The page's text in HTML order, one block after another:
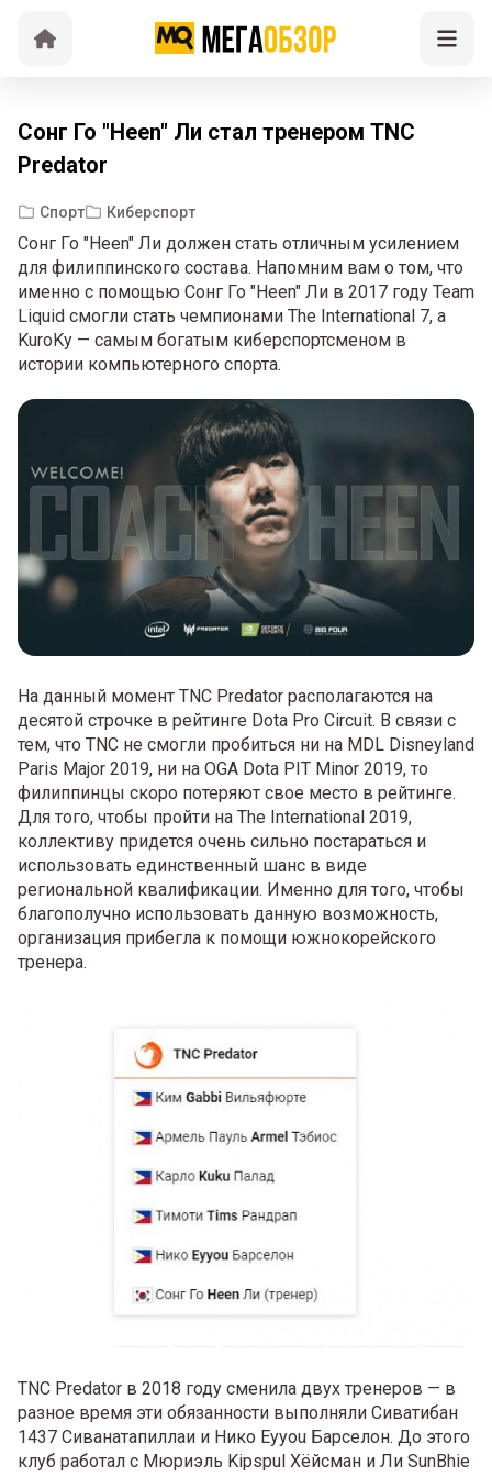
Сонг Го "Heen" Ли стал тренером TNC
Predator
Спорт Киберспорт
Сонг Го "Heen" Ли должен стать отличным усилением
для филиппинского состава. Напомним вам о том, что
именно с помощью Сонг Го "Heen" Ли в 2017 году Team
Liquid смогли стать чемпионами The International 7, а
KuroKy — самым богатым киберспортсменом в
истории компьютерного спорта.
На данный момент TNC Predator располагаются на
десятой строчке в рейтинге Dota Pro Circuit. В связи с
тем, что TNC не смогли пробиться ни на MDL Disneyland
Paris Major 2019, ни на OGA Dota PIT Minor 2019, то
филиппинцы скоро потеряют свое место в рейтинге.
Для того, чтобы пройти на The International 2019,
коллективу придется очень сильно постараться и
использовать единственный шанс в виде
региональной квалификации. Именно для того, чтобы
благополучно использовать данную возможность,
организация прибегла к помощи южнокорейского
тренера.
TNC Predator в 2018 году сменила двух тренеров — в
разное время эти обязанности выполняли Сиватибан
1437 Сиванатапиллаи и Нико Eyyou Барселон. До этого
клуб работал с Мюриэль Kipspul Хёйсман и Ли SunBhie